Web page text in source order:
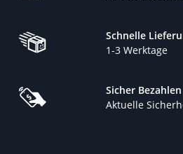
Schnelle
1-3 Werktage
Sicher Bezahlen
Aktuelle